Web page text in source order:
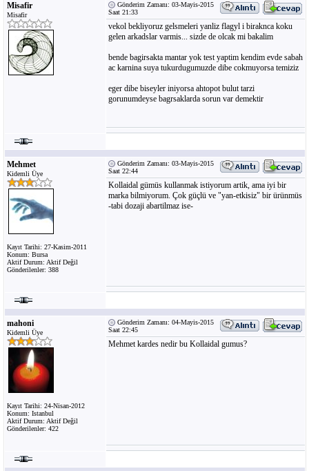
Misafir
Misafir
Gönderim Zamanı: 03-Mayis-2015
Saat 21:33
vekol bekliyoruz gelsmeleri yanliz flagyl i biraknca koku
gelen arkadslar varmis... sizde de olcak mi bakalim
bende bagirsakta mantar yok test yaptim kendim evde sabah
ac karnina suya tukurdugumuzde dibe cokmuyorsa temiziz
eger dibe biseyler iniyorsa ahtopot bulut tarzi
gorunumdeyse bagrsaklarda sorun var demektir
Mehmet
Kidemli Üye
Kayıt Tarihi: 27-Kasim-2011
Konum: Bursa
Aktif Durum: Aktif Değil
Gönderilenler: 388
Gönderim Zamanı: 03-Mayis-2015
Saat 22:44
Kollaidal gümüs kullanmak istiyorum artik, ama iyi bir
marka bilmiyorum. Çok güçlü ve "yan-etkisiz" bir ürünmüs
-tabi dozaji abartilmaz ise-
mahoni
Kidemli Üye
Kayıt Tarihi: 24-Nisan-2012
Konum: Istanbul
Aktif Durum: Aktif Değil
Gönderilenler: 422
Gönderim Zamanı: 04-Mayis-2015
Saat 22:45
Mehmet kardes nedir bu Kollaidal gumus?